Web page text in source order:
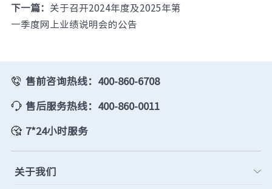
下一篇： 关于召开2024年度及2025年第
一季度网上业绩说明会的公告
售前咨询热线：400-860-6708
售后服务热线：400-860-0011
7*24小时服务
关于我们